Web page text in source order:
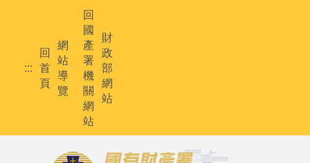
:::
回
首
頁
網
站
導
覽
回
國
產
署
機
關
網
站
財
政
部
網
站